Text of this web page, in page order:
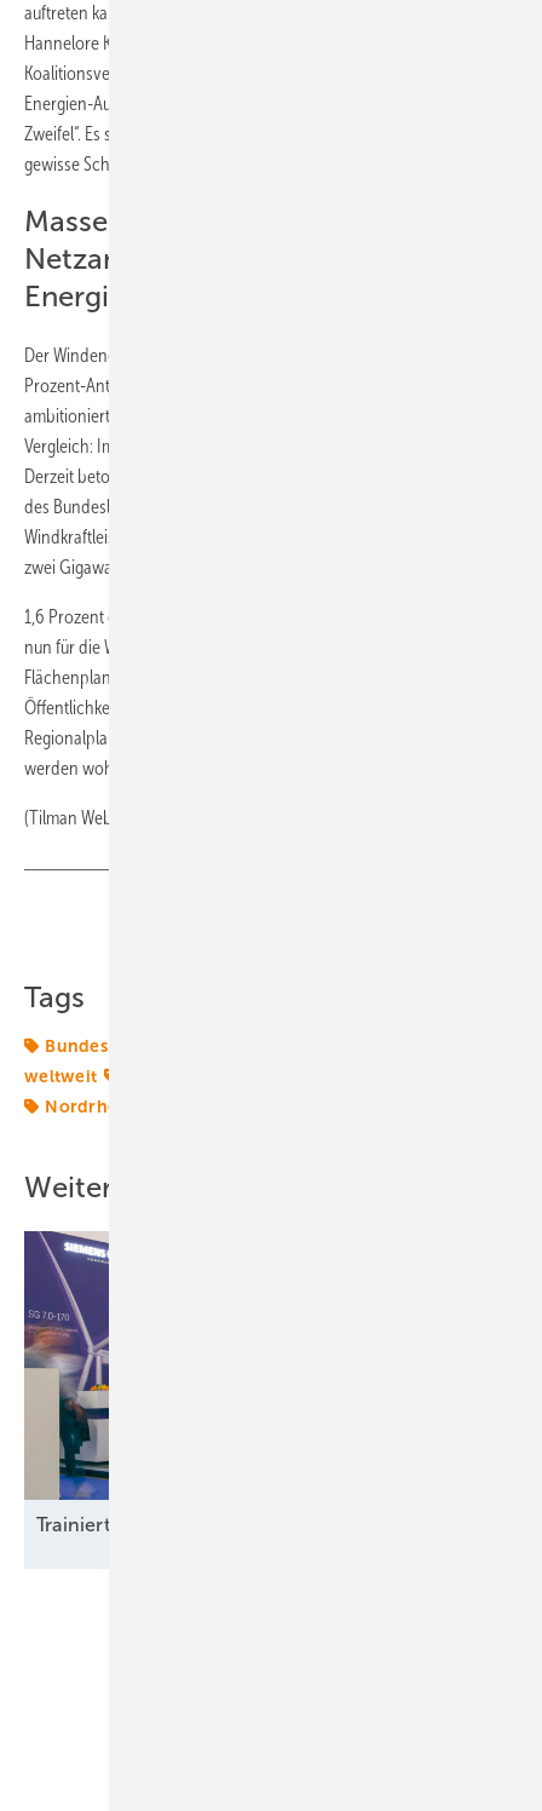
auftreten kann: „Ich gehe fest davon aus“, erklärte Remmel, „dass
Hannelore Kraft als Ministerpräsidentin daran interessiert ist“, die
Koalitionsvereinbarungen mit den Grünen zum Erneuerbare-
Energien-Ausbau im Bundesland zu erfüllen. Daran hege er „keine
Zweifel“. Es sei aber zuzugeben, dass dies von der Landesmutter „eine
gewisse Schizophrenie“ abverlange.
Massenhaft eingegangene
Netzanschlussanfragen geben
Energiewende-Takt vor
Der Windenergieausbau auf das vereinbarte 2020-Ziel mit einem 15-
Prozent-Anteil an der Stromversorgung verlangt freilich einen
ambitionierten Ausbau um jährlich 600 Megawatt (MW). Zum
Vergleich: Im Jahr 2012 betrug der Zubau noch knapp 140 MW.
Derzeit betont Remmels Ministerium, dass beim Verteilnetzbetreiber
des Bundeslandes, der Westnetz GmbH, für rund zwei Gigawatt neuer
Windkraftleistung die Netzanschlussanfragen wohl vorliegen. „Die
zwei Gigawatt sind bei uns in Stein gemeißelt“, betonte Remmel.
1,6 Prozent der Landesfläche sieht der Landesentwicklungsplan (LEP)
nun für die Windkraft vor. Der Entwurf des
Flächenplanungsinstruments LEP liegt noch bis Februar 2014 der
Öffentlichkeit zur Diskussion und für Änderungsanträge vor. Die
Regionalplanungen für die neuen Windenergieflächen allerdings
werden wohl erst Ende 2014 abgeschlossen sein können.
(Tilman Weber)
Tags
Bundesregierung
weltweit
Nordrhein-Westfalen
Weitere Inhalte
Trainierte